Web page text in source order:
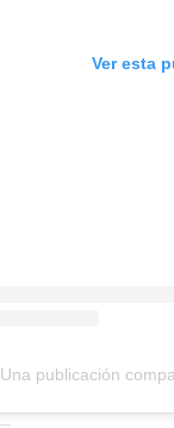
Ver esta
Una publicación